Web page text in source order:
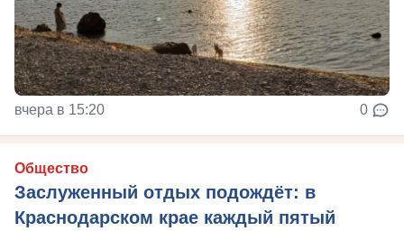
вчера в 15:20 0
Общество
Заслуженный отдых подождёт: в
Краснодарском крае каждый пятый